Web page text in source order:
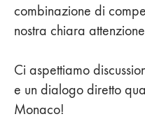
combinazione di
nostra chiara
Ci aspettiamo
e un dialogo diretto
Monaco!